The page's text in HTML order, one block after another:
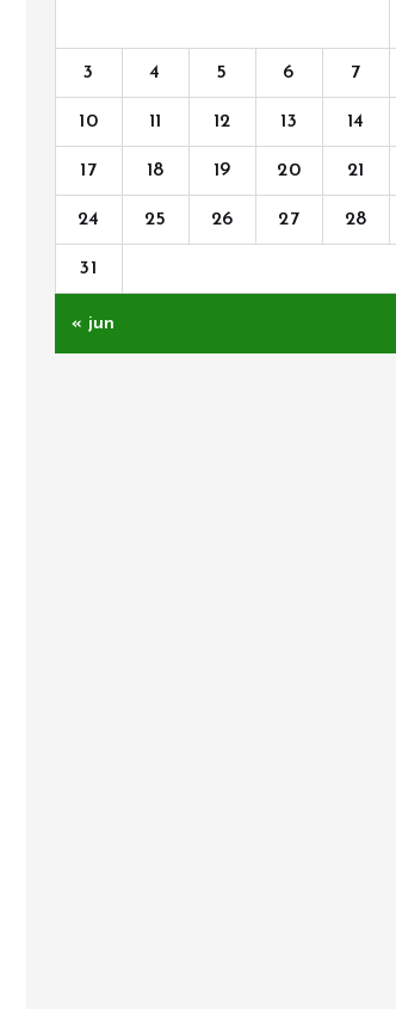
3 4 5 6 7
10 11 12 13 14
17 18 19 20 21
24 25 26 27 28
31
« jun